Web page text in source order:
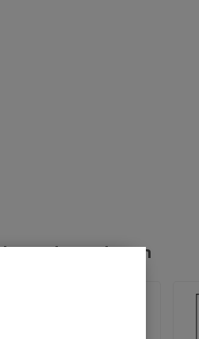
producten